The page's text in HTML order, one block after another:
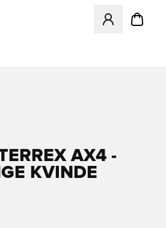
Åbner en
AX4 -
KVINDE